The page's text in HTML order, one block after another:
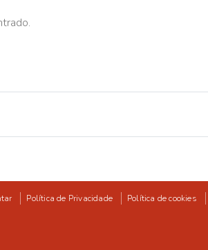
Política de Privacidade Política de cookies